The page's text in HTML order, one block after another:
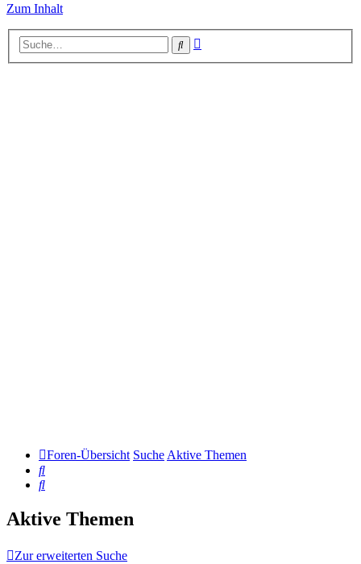
Zum Inhalt
Suche
Foren-Übersicht SucheAktive Themen
Suche
Suche
Aktive Themen
Zur erweiterten Suche